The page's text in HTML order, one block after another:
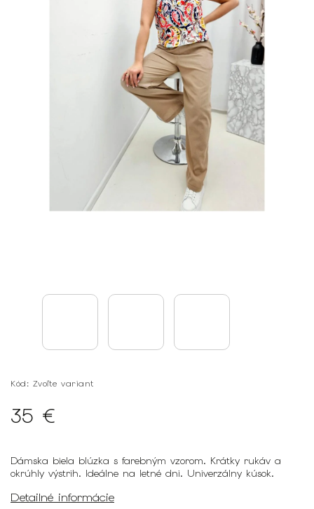
Kód: Zvoľte variant
35 €
Dámska biela blúzka s farebným vzorom. Krátky rukáv a
okrúhly výstrih. Ideálne na letné dni. Univerzálny kúsok.
Detailné informácie